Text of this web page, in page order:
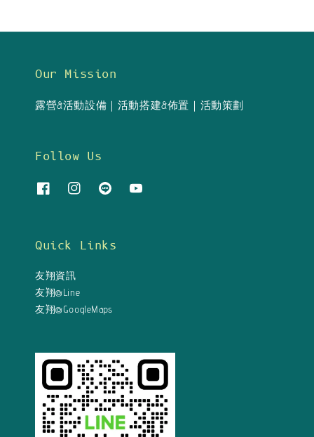
Our Mission
露營&活動設備｜活動搭建&佈置｜活動策劃
Follow Us
Quick Links
友翔資訊
友翔@Line
友翔@GoogleMaps